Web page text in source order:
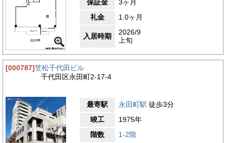
保証金
3ヶ月
礼金
1.0ヶ月
入居時期
2026/9
上旬
[000787]笠松千代田ビル
千代田区永田町2-17-4
最寄駅 永田町駅 徒歩3分
竣工
1975年
階数
1-2階